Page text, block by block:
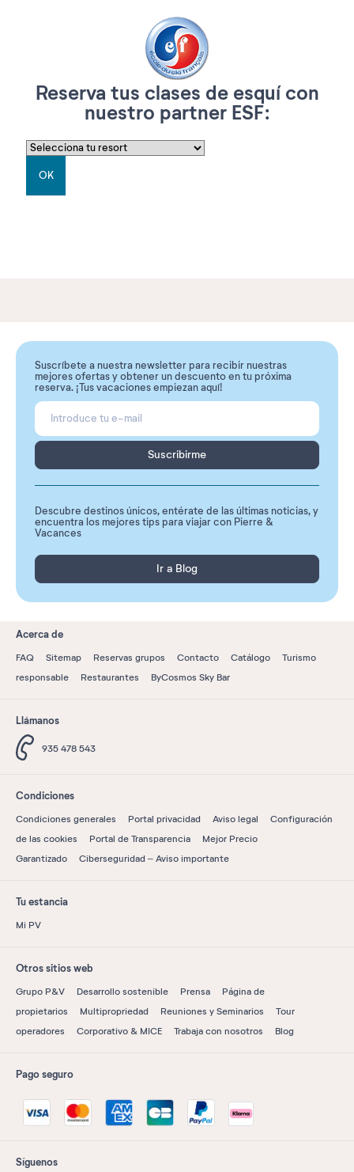
Reserva tus clases de esquí con
nuestro partner ESF:
OK
Suscríbete a nuestra newsletter para recibir nuestras
mejores ofertas y obtener un descuento en tu próxima
reserva. ¡Tus vacaciones empiezan aquí!
Suscribirme
Descubre destinos únicos, entérate de las últimas noticias, y
encuentra los mejores tips para viajar con Pierre &
Vacances
Ir a Blog
Acerca de
FAQ Sitemap Reservas grupos Contacto Catálogo
Turismo
responsable
Restaurantes ByCosmos Sky Bar
Llámanos
935 478 543
Condiciones
Condiciones generales Portal privacidad Aviso legal
Configuración
de las cookies
Portal de Transparencia
Mejor Precio
Garantizado
Ciberseguridad – Aviso importante
Tu estancia
Mi PV
Otros sitios web
Grupo P&V Desarrollo sostenible Prensa
Página de
propietarios
Multipropriedad Reuniones y Seminarios
Tour
operadores
Corporativo & MICE Trabaja con nosotros Blog
Pago seguro
Síguenos